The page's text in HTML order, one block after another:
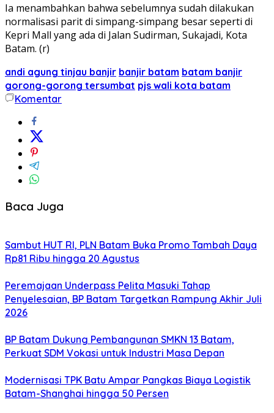
Ia menambahkan bahwa sebelumnya sudah dilakukan
normalisasi parit di simpang-simpang besar seperti di
Kepri Mall yang ada di Jalan Sudirman, Sukajadi, Kota
Batam. (r)
andi agung tinjau banjir banjir batam batam banjir
gorong-gorong tersumbat pjs wali kota batam
Komentar
Baca Juga
Sambut HUT RI, PLN Batam Buka Promo Tambah Daya
Rp81 Ribu hingga 20 Agustus
Peremajaan Underpass Pelita Masuki Tahap
Penyelesaian, BP Batam Targetkan Rampung Akhir Juli
2026
BP Batam Dukung Pembangunan SMKN 13 Batam,
Perkuat SDM Vokasi untuk Industri Masa Depan
Modernisasi TPK Batu Ampar Pangkas Biaya Logistik
Batam-Shanghai hingga 50 Persen